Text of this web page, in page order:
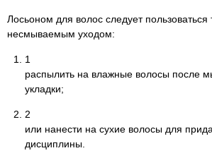
Лосьоном для волос следует пользоваться
несмываемым уходом:
1
распылить на влажные волосы после
укладки;
2
или нанести на сухие волосы для
дисциплины.